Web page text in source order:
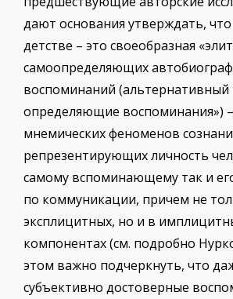
дают основания утверждать,
детстве – это своеобразная
самоопределяющих
воспоминаний (альтернативный
определяющие воспоминания»)
мнемических феноменов
репрезентирующих личность
самому вспоминающему так и
по коммуникации, причем не
эксплицитных, но и в
компонентах (см. подробно
этом важно подчеркнуть, что
субъективно достоверные